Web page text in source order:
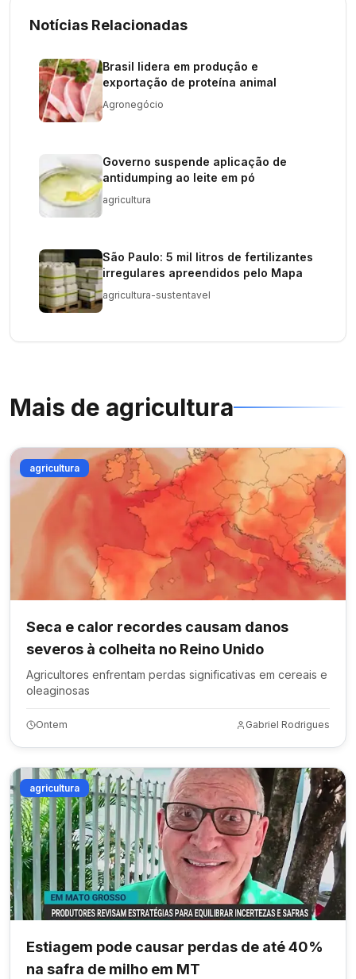
Notícias Relacionadas
Brasil lidera em produção e
exportação de proteína animal
Agronegócio
Governo suspende aplicação de
antidumping ao leite em pó
agricultura
São Paulo: 5 mil litros de fertilizantes
irregulares apreendidos pelo Mapa
agricultura-sustentavel
Mais de agricultura
agricultura
Seca e calor recordes causam danos
severos à colheita no Reino Unido
Agricultores enfrentam perdas significativas em cereais e
oleaginosas
Ontem Gabriel Rodrigues
agricultura
Estiagem pode causar perdas de até 40%
na safra de milho em MT